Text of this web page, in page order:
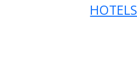
HOTELS